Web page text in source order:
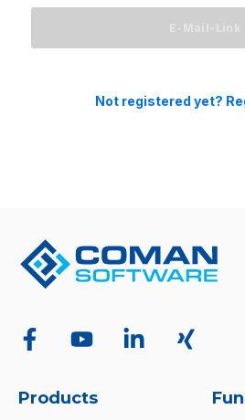
Not registered yet?
Products